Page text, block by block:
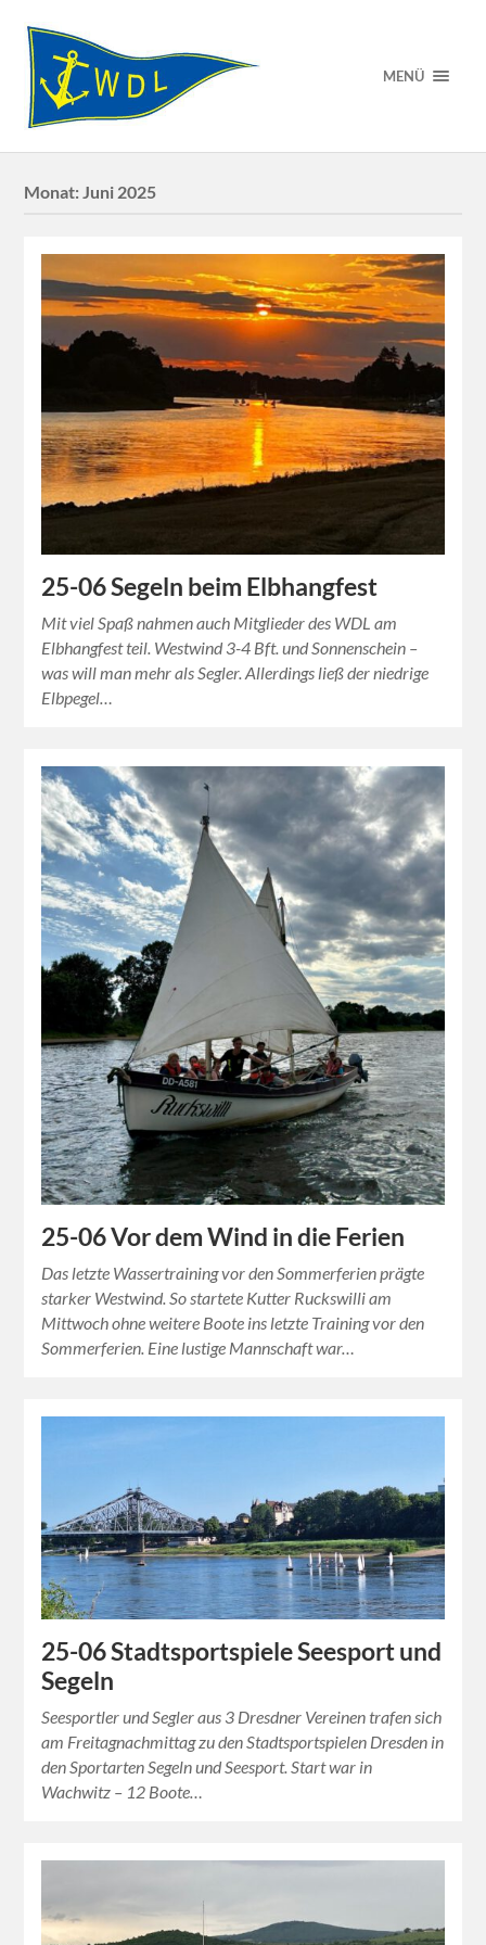
MENÜ
Monat:Juni 2025
25-06 Segeln beim Elbhangfest
Mit viel Spaß nahmen auch Mitglieder des WDL am
Elbhangfest teil. Westwind 3-4 Bft. und Sonnenschein –
was will man mehr als Segler. Allerdings ließ der niedrige
Elbpegel…
25-06 Vor dem Wind in die Ferien
Das letzte Wassertraining vor den Sommerferien prägte
starker Westwind. So startete Kutter Ruckswilli am
Mittwoch ohne weitere Boote ins letzte Training vor den
Sommerferien. Eine lustige Mannschaft war…
25-06 Stadtsportspiele Seesport und
Segeln
Seesportler und Segler aus 3 Dresdner Vereinen trafen sich
am Freitagnachmittag zu den Stadtsportspielen Dresden in
den Sportarten Segeln und Seesport. Start war in
Wachwitz – 12 Boote…